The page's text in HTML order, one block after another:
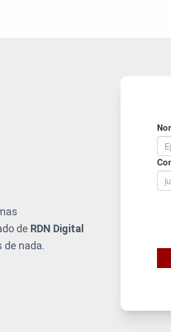
de RDN Digital
de nada.